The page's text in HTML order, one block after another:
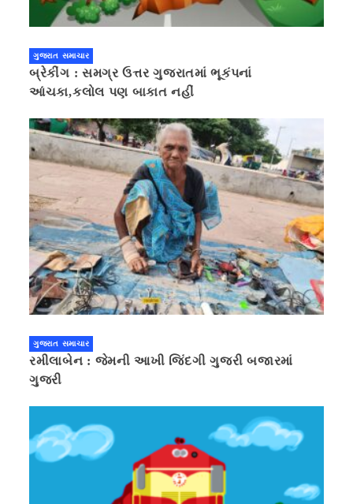
ગુજરાત સમાચાર
બ્રેકીંગ : સમગ્ર ઉત્તર ગુજરાતમાં ભૂકંપનાં
આંચકા,કલોલ પણ બાકાત નહીં
ગુજરાત સમાચાર
રમીલાબેન : જેમની આખી જિંદગી ગુજરી બજારમાં
ગુજરી